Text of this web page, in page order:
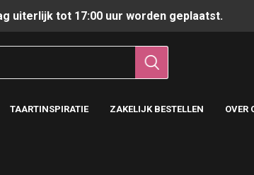
uiterlijk tot 17:00 uur worden geplaatst.
TAARTINSPIRATIE ZAKELIJK BESTELLEN OVER